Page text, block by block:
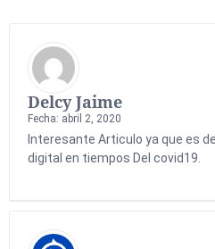
Delcy Jaime
Fecha: abril 2, 2020
Interesante Articulo ya que es
digital en tiempos Del covid19.